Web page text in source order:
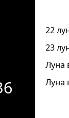
22
23
Луна
Луна